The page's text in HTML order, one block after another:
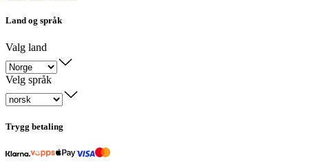
Land og språk
Valg land
Velg språk
Trygg betaling